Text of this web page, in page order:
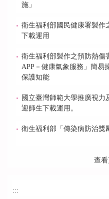
施」
衛生福利部國民健康署製作
下載運用
衛生福利部製作之預防熱傷
APP－健康氣象服務」簡易
保護知能
國立臺灣師範大學推廣視力
迎師生下載運用。
衛生福利部「傳染病防治獎
查
:::